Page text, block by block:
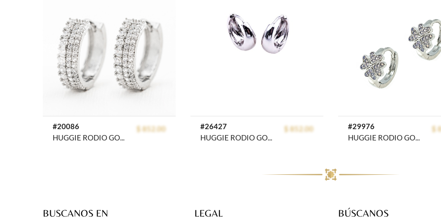
#20086
$ 852.00
HUGGIE RODIO GOLDEN ROD
#26427
$ 852.00
HUGGIE RODIO GOLDEN ROD
#29976
$
HUGGIE RODIO GOLDEN ROD
prev
BUSCANOS EN LEGAL BÚSCANOS